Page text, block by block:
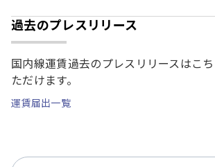
過去のプレスリリース
国内線運賃過去のプレスリリースはこ
ただけます。
運賃届出一覧